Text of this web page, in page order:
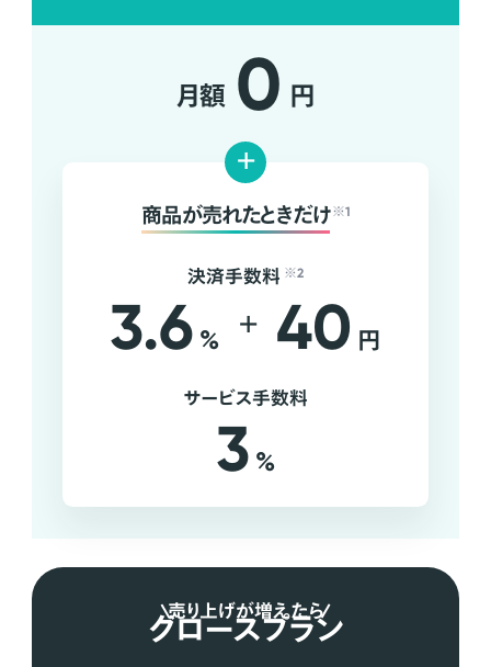
月額 0 円
+
商品が売れたときだけ ※1
決済手数料 ※2
3.6 % + 40 円
サービス手数料
3 %
売り上げが増えたら
グロースプラン